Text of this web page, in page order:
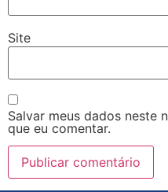
Site
Salvar meus dados neste
que eu comentar.